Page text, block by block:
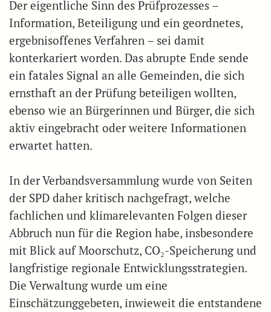
Der eigentliche Sinn des Prüfprozesses –
Information, Beteiligung und ein geordnetes,
ergebnisoffenes Verfahren – sei damit
konterkariert worden. Das abrupte Ende sende
ein fatales Signal an alle Gemeinden, die sich
ernsthaft an der Prüfung beteiligen wollten,
ebenso wie an Bürgerinnen und Bürger, die sich
aktiv eingebracht oder weitere Informationen
erwartet hatten.
In der Verbandsversammlung wurde von Seiten
der SPD daher kritisch nachgefragt, welche
fachlichen und klimarelevanten Folgen dieser
Abbruch nun für die Region habe, insbesondere
mit Blick auf Moorschutz, CO₂-Speicherung und
langfristige regionale Entwicklungsstrategien.
Die Verwaltung wurde um eine
Einschätzunggebeten, inwieweit die entstandene